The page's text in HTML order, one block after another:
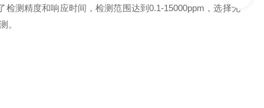
测精度和响应时间，检测范围达到0.1-15000ppm，选择无
。